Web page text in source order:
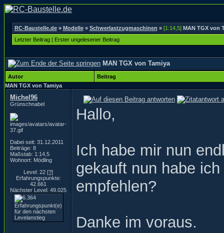
RC-Baustelle.de» Modelle» Schwerlastzugmaschinen » [1:14,5] MAN TGX von
Letzter Beitrag| Erster ungelesener Beitrag
MAN TGX von Tamiya
Autor
Beitrag
MAN TGX von Tamiya
Michel96
Grünschnabel
Dabei seit: 31.12.2011
Beiträge: 8
Maßstab: 1:14,5
Wohnort: Mödling
Level: 22 [?]
Erfahrungspunkte:
42.661
Nächster Level: 49.025
Hallo,
Ich habe mir nun
gekauft nun habe
empfehlen?
Danke im voraus.